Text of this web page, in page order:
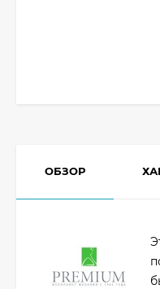
ОБЗОР